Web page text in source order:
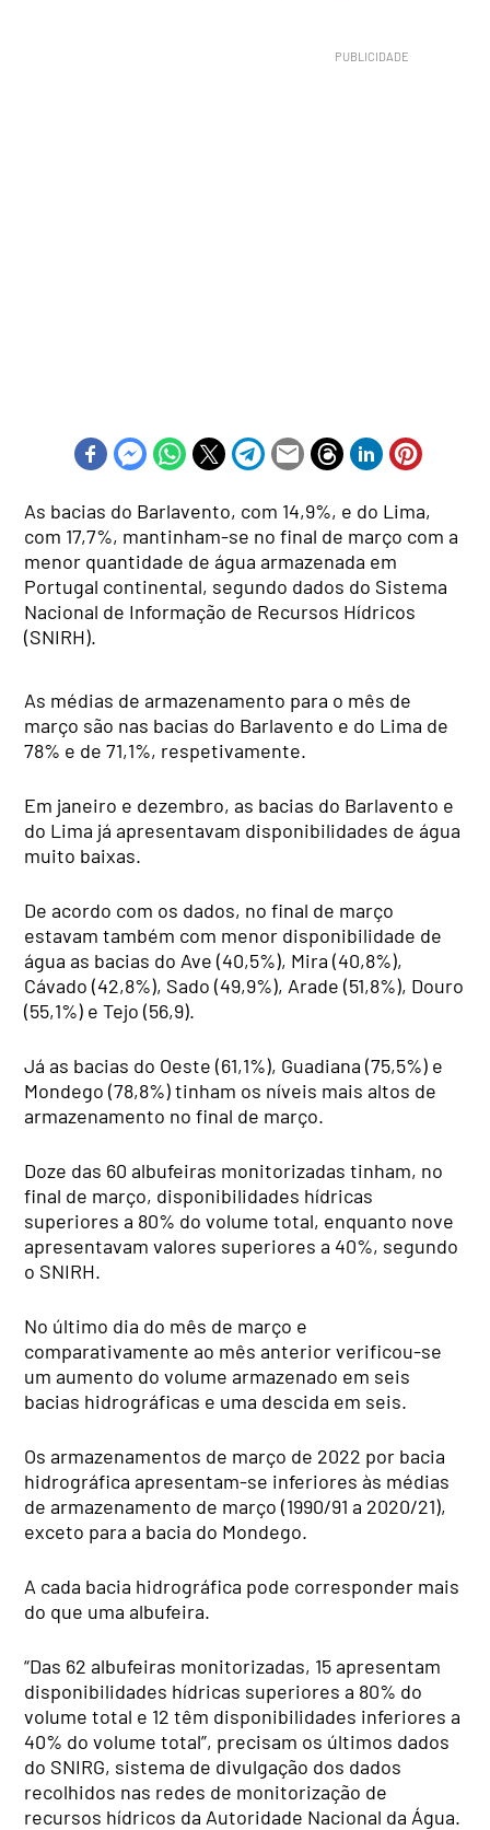
As bacias do Barlavento, com 14,9%, e do Lima,
com 17,7%, mantinham-se no final de março com a
menor quantidade de água armazenada em
Portugal continental, segundo dados do Sistema
Nacional de Informação de Recursos Hídricos
(SNIRH).
As médias de armazenamento para o mês de
março são nas bacias do Barlavento e do Lima de
78% e de 71,1%, respetivamente.
Em janeiro e dezembro, as bacias do Barlavento e
do Lima já apresentavam disponibilidades de água
muito baixas.
De acordo com os dados, no final de março
estavam também com menor disponibilidade de
água as bacias do Ave (40,5%), Mira (40,8%),
Cávado (42,8%), Sado (49,9%), Arade (51,8%), Douro
(55,1%) e Tejo (56,9).
Já as bacias do Oeste (61,1%), Guadiana (75,5%) e
Mondego (78,8%) tinham os níveis mais altos de
armazenamento no final de março.
Doze das 60 albufeiras monitorizadas tinham, no
final de março, disponibilidades hídricas
superiores a 80% do volume total, enquanto nove
apresentavam valores superiores a 40%, segundo
o SNIRH.
No último dia do mês de março e
comparativamente ao mês anterior verificou-se
um aumento do volume armazenado em seis
bacias hidrográficas e uma descida em seis.
Os armazenamentos de março de 2022 por bacia
hidrográfica apresentam-se inferiores às médias
de armazenamento de março (1990/91 a 2020/21),
exceto para a bacia do Mondego.
A cada bacia hidrográfica pode corresponder mais
do que uma albufeira.
“Das 62 albufeiras monitorizadas, 15 apresentam
disponibilidades hídricas superiores a 80% do
volume total e 12 têm disponibilidades inferiores a
40% do volume total”, precisam os últimos dados
do SNIRG, sistema de divulgação dos dados
recolhidos nas redes de monitorização de
recursos hídricos da Autoridade Nacional da Água.